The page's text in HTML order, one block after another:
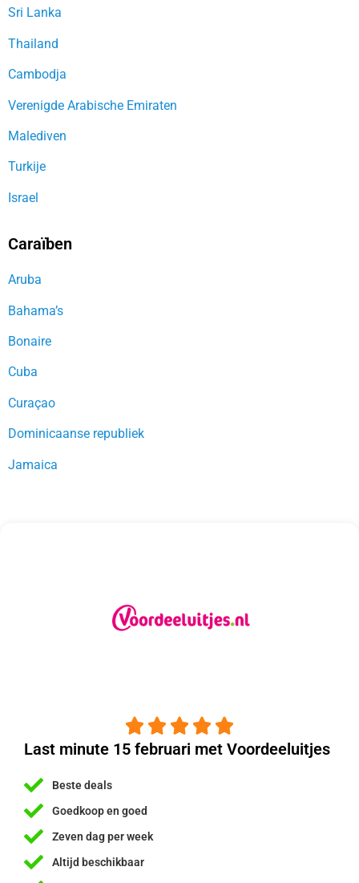
Sri Lanka
Thailand
Cambodja
Verenigde Arabische Emiraten
Malediven
Turkije
Israel
Caraïben
Aruba
Bahama’s
Bonaire
Cuba
Curaçao
Dominicaanse republiek
Jamaica
    
Last minute 15 februari met Voordeeluitjes
Beste deals
Goedkoop en goed
Zeven dag per week
Altijd beschikbaar